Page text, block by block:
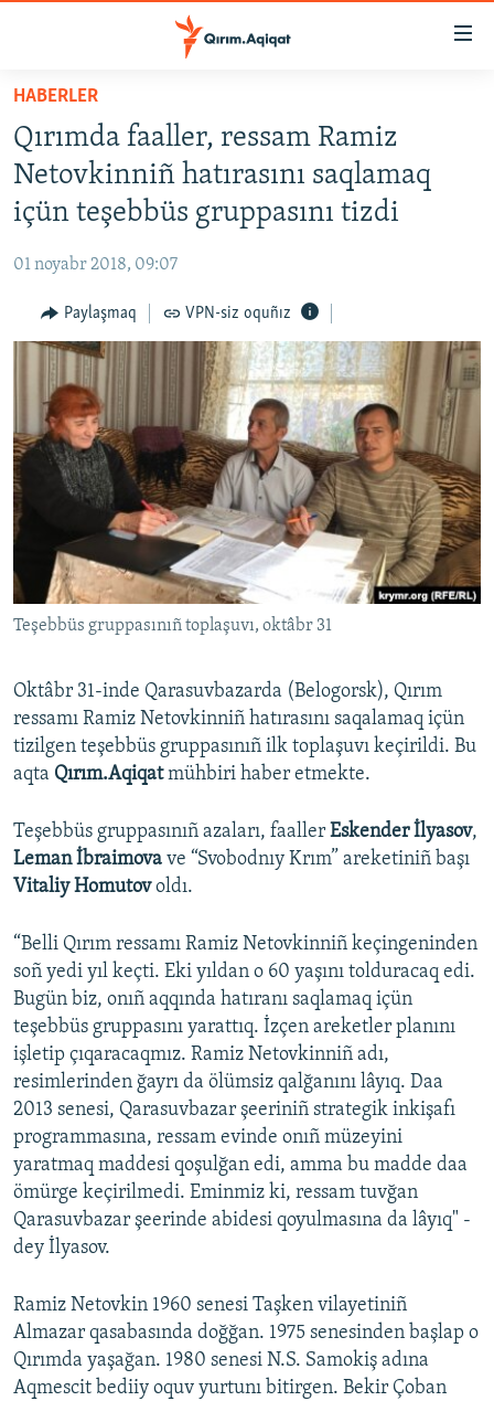
Esas
qaytmaq
Baş
navigatsiyağa
qaytmaq
Qıdıruvğa
qaytmaq
HABERLER
SİYASET
İQTİSADİYAT
MEDENİYET
İNSAN AQLARI
VİDEO
SÜRET
BLOGLAR
FİKİR
Русский
Українською
QOŞULIÑIZ!
RFE/RS bütün saytları
HABERLER
Qırımda faaller, ressam Ramiz
Netovkinniñ hatırasını saqlamaq
içün teşebbüs gruppasını tizdi
01 noyabr 2018, 09:07
Paylaşmaq VPN-siz oquñız
Teşebbüs gruppasınıñ toplaşuvı, oktâbr 31
Oktâbr 31-inde Qarasuvbazarda (Belogorsk), Qırım
ressamı Ramiz Netovkinniñ hatırasını saqalamaq içün
tizilgen teşebbüs gruppasınıñ ilk toplaşuvı keçirildi. Bu
aqta Qırım.Aqiqatmühbiri haber etmekte.
Teşebbüs gruppasınıñ azaları, faaller Eskender İlyasov,
Leman İbraimova ve “Svobodnıy Krım” areketiniñ başı
Vitaliy Homutovoldı.
“Belli Qırım ressamı Ramiz Netovkinniñ keçingeninden
soñ yedi yıl keçti. Eki yıldan o 60 yaşını tolduracaq edi.
Bugün biz, onıñ aqqında hatıranı saqlamaq içün
teşebbüs gruppasını yarattıq. İzçen areketler planını
işletip çıqaracaqmız. Ramiz Netovkinniñ adı,
resimlerinden ğayrı da ölümsiz qalğanını lâyıq. Daa
2013 senesi, Qarasuvbazar şeeriniñ strategik inkişafı
programmasına, ressam evinde onıñ müzeyini
yaratmaq maddesi qoşulğan edi, amma bu madde daa
ömürge keçirilmedi. Eminmiz ki, ressam tuvğan
Qarasuvbazar şeerinde abidesi qoyulmasına da lâyıq" -
dey İlyasov.
Ramiz Netovkin 1960 senesi Taşken vilayetiniñ
Almazar qasabasında doğğan. 1975 senesinden başlap o
Qırımda yaşağan. 1980 senesi N.S. Samokiş adına
Aqmescit bediiy oquv yurtunı bitirgen. Bekir Çoban